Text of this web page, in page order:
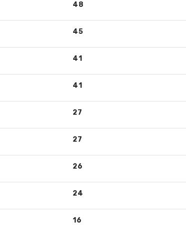
48
45
41
41
27
27
26
24
16